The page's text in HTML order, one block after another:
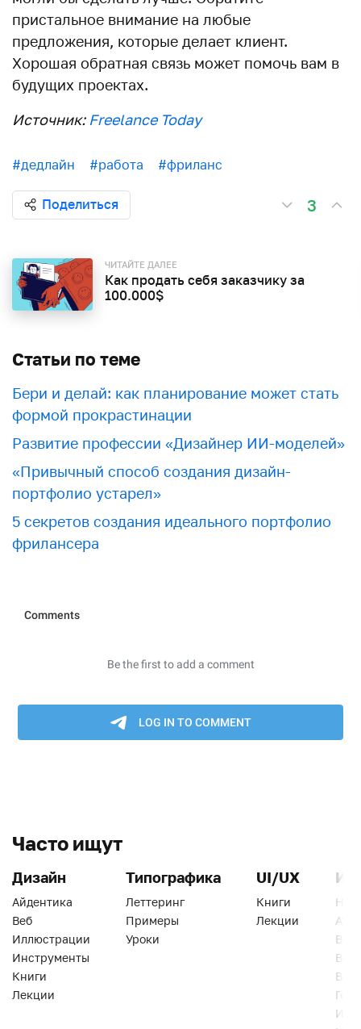
пристальное внимание на любые
предложения, которые делает клиент.
Хорошая обратная связь может помочь вам в
будущих проектах.
Источник: Freelance Today
#дедлайн #работа #фриланс
Поделиться 3
ЧИТАЙТЕ ДАЛЕЕ
Как продать себя заказчику за
100.000$
Статьи по теме
Бери и делай: как планирование может стать
формой прокрастинации
Развитие профессии «Дизайнер ИИ-моделей»
«Привычный способ создания дизайн-
портфолио устарел»
5 секретов создания идеального портфолио
фрилансера
Часто ищут
Дизайн
Айдентика
Веб
Иллюстрации
Инструменты
Книги
Лекции
Типографика
Леттеринг
Примеры
Уроки
UI/UX
Книги
Лекции
Веб